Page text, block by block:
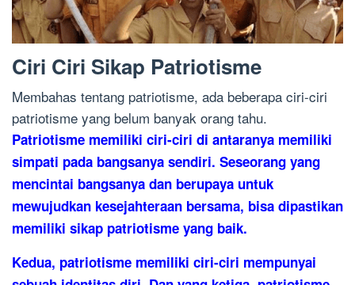
Ciri Ciri Sikap Patriotisme
Membahas tentang patriotisme, ada beberapa ciri-ciri
patriotisme yang belum banyak orang tahu.
Patriotisme memiliki ciri-ciri di antaranya memiliki
simpati pada bangsanya sendiri. Seseorang yang
mencintai bangsanya dan berupaya untuk
mewujudkan kesejahteraan bersama, bisa dipastikan
memiliki sikap patriotisme yang baik.
Kedua, patriotisme memiliki ciri-ciri mempunyai